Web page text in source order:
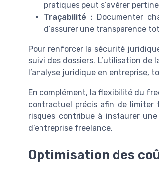
pratiques peut s’avérer
Traçabilité : Documenter
d’assurer une transparence
Pour renforcer la sécurité
suivi des dossiers. L’utilisation de
l’analyse juridique en entreprise,
En complément, la flexibilité du
contractuel précis afin de limiter
risques contribue à instaurer
d’entreprise freelance.
Optimisation des